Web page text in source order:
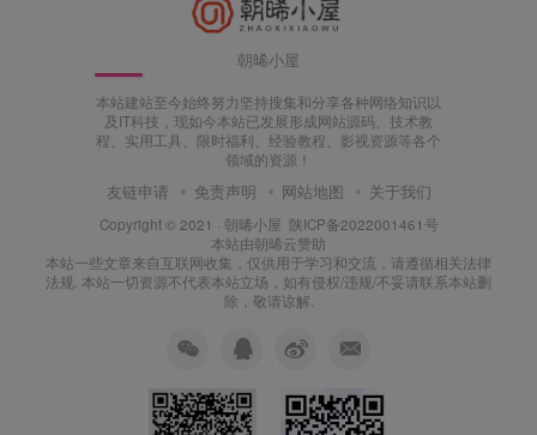
朝晞小屋
本站建站至今始终努力坚持搜集和分享各种网络知识以
及IT科技，现如今本站已发展形成网站源码、技术教
程、实用工具、限时福利、经验教程、影视资源等各个
领域的资源！
友链申请 免责声明 网站地图 关于我们
Copyright © 2021 · 朝晞小屋 陕ICP备2022001461号
本站由朝晞云赞助
本站一些文章来自互联网收集，仅供用于学习和交流，请遵循相关法律
法规. 本站一切资源不代表本站立场，如有侵权/违规/不妥请联系本站删
除，敬请谅解.